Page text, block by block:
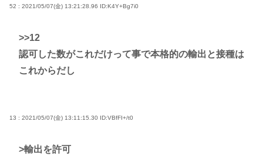
52 : 2021/05/07(金) 13:21:28.96 ID:K4Y+Bg7i0
>>12
認可した数がこれだけって事で本格的の輸出と接種は
これからだし
13 : 2021/05/07(金) 13:11:15.30 ID:VBfFI+/t0
>輸出を許可